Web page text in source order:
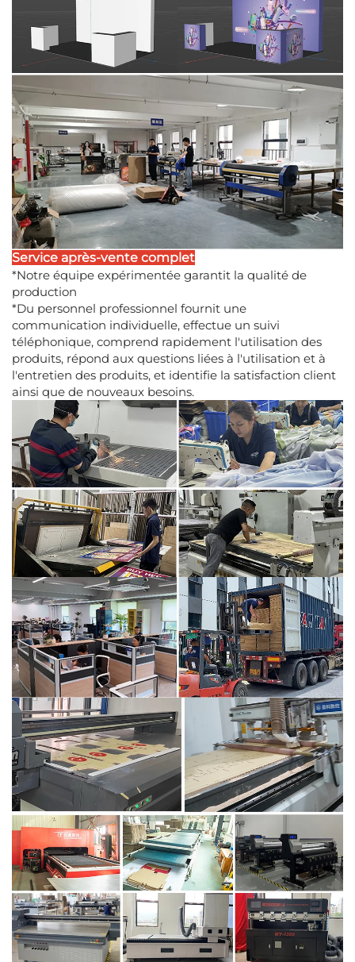
Service après-vente complet
*Notre équipe expérimentée garantit la qualité de
production
*Du personnel professionnel fournit une
communication individuelle, effectue un suivi
téléphonique, comprend rapidement l'utilisation des
produits, répond aux questions liées à l'utilisation et à
l'entretien des produits, et identifie la satisfaction client
ainsi que de nouveaux besoins.